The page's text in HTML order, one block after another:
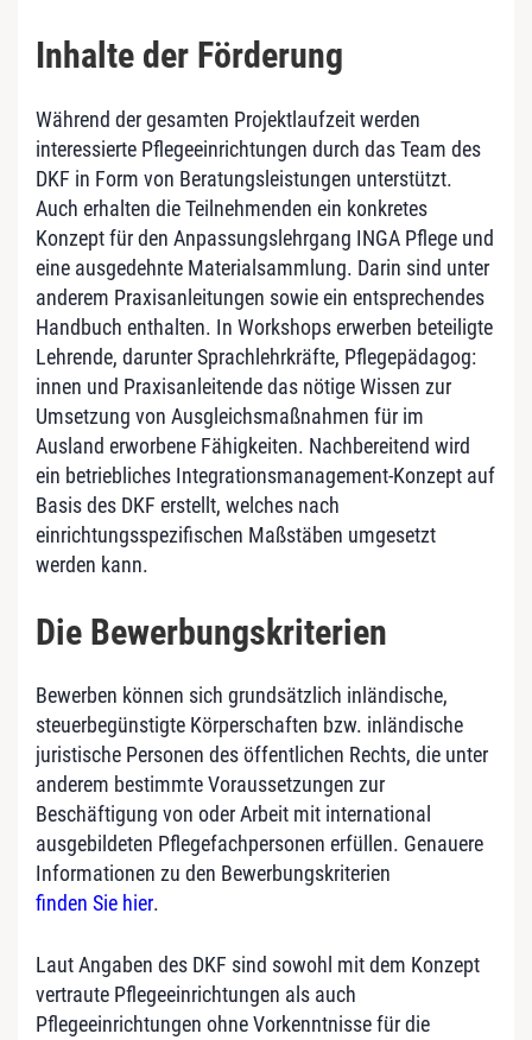
Inhalte der Förderung
Während der gesamten Projektlaufzeit werden
interessierte Pflegeeinrichtungen durch das Team des
DKF in Form von Beratungsleistungen unterstützt.
Auch erhalten die Teilnehmenden ein konkretes
Konzept für den Anpassungslehrgang INGA Pflege und
eine ausgedehnte Materialsammlung. Darin sind unter
anderem Praxisanleitungen sowie ein entsprechendes
Handbuch enthalten. In Workshops erwerben beteiligte
Lehrende, darunter Sprachlehrkräfte, Pflegepädagog:
innen und Praxisanleitende das nötige Wissen zur
Umsetzung von Ausgleichsmaßnahmen für im
Ausland erworbene Fähigkeiten. Nachbereitend wird
ein betriebliches Integrationsmanagement-Konzept auf
Basis des DKF erstellt, welches nach
einrichtungsspezifischen Maßstäben umgesetzt
werden kann.
Die Bewerbungskriterien
Bewerben können sich grundsätzlich inländische,
steuerbegünstigte Körperschaften bzw. inländische
juristische Personen des öffentlichen Rechts, die unter
anderem bestimmte Voraussetzungen zur
Beschäftigung von oder Arbeit mit international
ausgebildeten Pflegefachpersonen erfüllen. Genauere
Informationen zu den Bewerbungskriterien
finden Sie hier.
Laut Angaben des DKF sind sowohl mit dem Konzept
vertraute Pflegeeinrichtungen als auch
Pflegeeinrichtungen ohne Vorkenntnisse für die